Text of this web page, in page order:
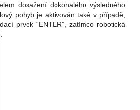
dosažení dokonalého výsledného
pohyb je aktivován také v případě,
prvek “ENTER”, zatímco robotická